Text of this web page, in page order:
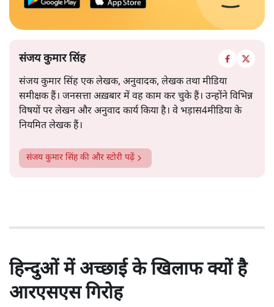
संजय कुमार सिंह
संजय कुमार सिंह एक लेखक, अनुवादक, लेखक तथा मीडिया
समीक्षक हैं। जनसत्ता अख़बार में वह काम कर चुके हैं। उन्होंने विभिन्न
विषयों पर लेखन और अनुवाद कार्य किया है। वे भड़ास4मीडिया के
नियमित लेखक हैं।
संजय कुमार सिंहकी और स्टोरी पढ़ें
हिन्दुओं में अच्छाई के खिलाफ क्यों है
आरएसएस गिरोह